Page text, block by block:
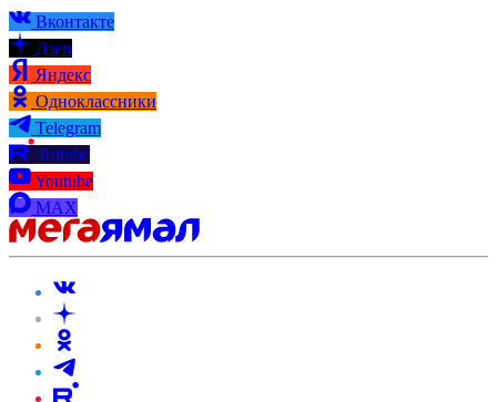
Вконтакте
Дзен
Яндекс
Одноклассники
Telegram
Rutube
Youtube
MAX